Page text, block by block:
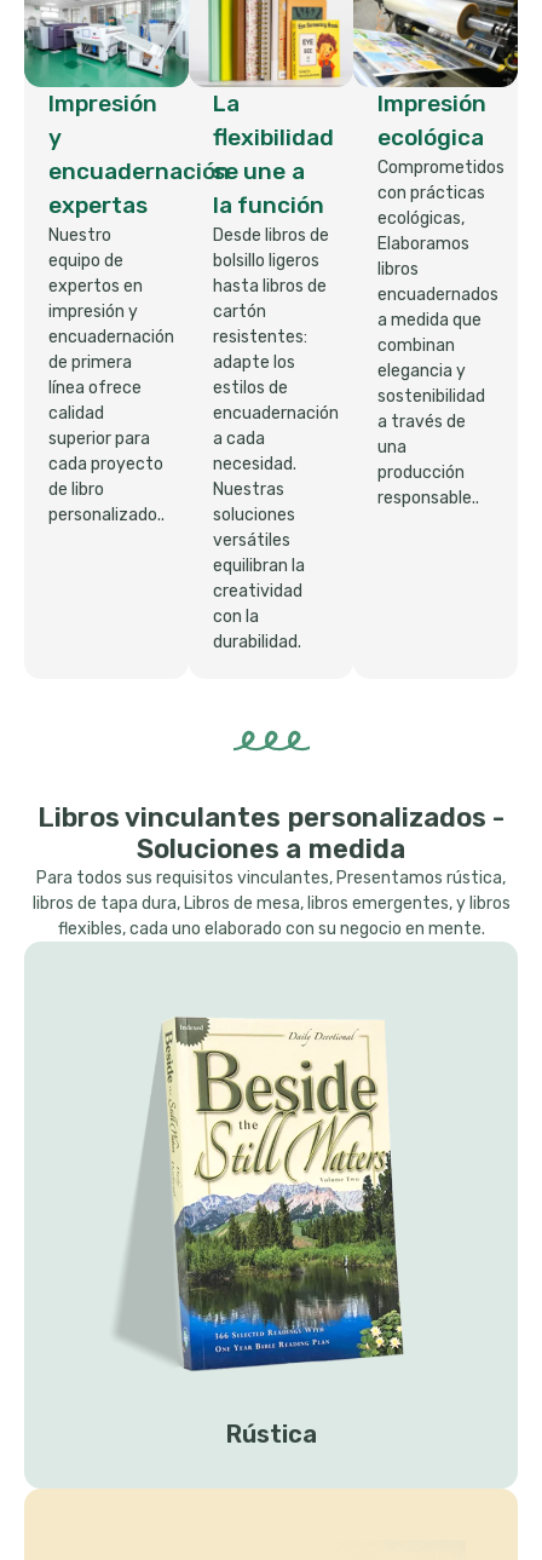
Impresión
y
encuadernación
expertas
Nuestro
equipo de
expertos en
impresión y
encuadernación
de primera
línea ofrece
calidad
superior para
cada proyecto
de libro
personalizado..
La
flexibilidad
se une a
la función
Desde libros de
bolsillo ligeros
hasta libros de
cartón
resistentes:
adapte los
estilos de
encuadernación
a cada
necesidad.
Nuestras
soluciones
versátiles
equilibran la
creatividad
con la
durabilidad.
Impresión
ecológica
Comprometidos
con prácticas
ecológicas,
Elaboramos
libros
encuadernados
a medida que
combinan
elegancia y
sostenibilidad
a través de
una
producción
responsable..
Libros vinculantes personalizados -
Soluciones a medida
Para todos sus requisitos vinculantes, Presentamos rústica,
libros de tapa dura, Libros de mesa, libros emergentes, y libros
flexibles, cada uno elaborado con su negocio en mente.
Rústica